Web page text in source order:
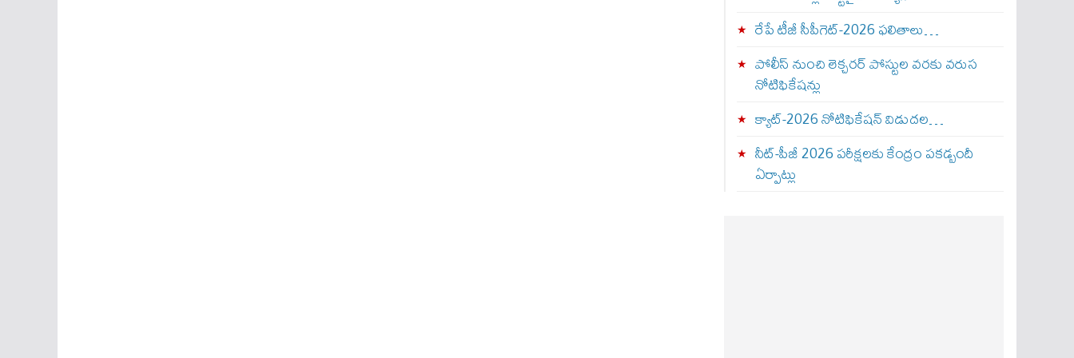
రేపే టీజీ సీపీగెట్‌-2026 ఫలితాలు…
పోలీస్ నుంచి లెక్చరర్ పోస్టుల వరకు వరుస
నోటిఫికేషన్లు
క్యాట్-2026 నోటిఫికేషన్ విడుదల…
నీట్-పీజీ 2026 పరీక్షలకు కేంద్రం పకడ్బందీ
ఏర్పాట్లు